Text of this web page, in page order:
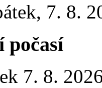
, 7. 8.
počasí
7. 8.